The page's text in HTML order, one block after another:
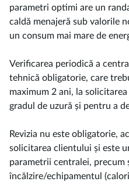
parametri optimi are un
caldă menajeră sub valorile
un consum mai mare de
Verificarea periodică a
tehnică obligatorie, care
maximum 2 ani, la
gradul de uzură și pentru a
Revizia nu este obligatorie,
solicitarea clientului și este
parametrii centralei, precum
încălzire/echipamentul